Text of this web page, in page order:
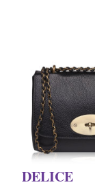
DELICE